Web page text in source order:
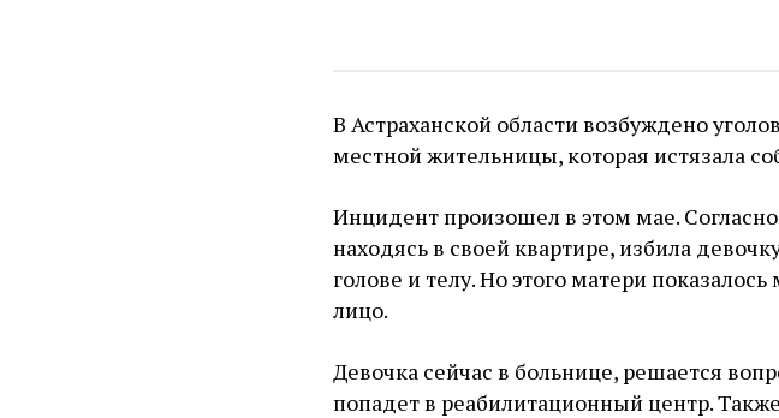
В Астраханской области возбуждено
местной жительницы, которая истязала
Инцидент произошел в этом мае.
находясь в своей квартире, избила
голове и телу. Но этого матери
лицо.
Девочка сейчас в больнице, решается
попадет в реабилитационный центр.